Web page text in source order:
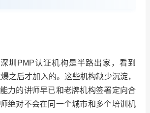
圳PMP认证机构是半路出家，看到
之后才加入的。这些机构缺少沉淀，
力的讲师早已和老牌机构签署定向合
绝对不会在同一个城市和多个培训机